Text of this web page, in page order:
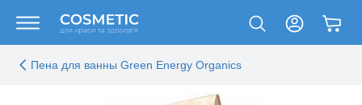
Пена для ванны Green Energy Organics